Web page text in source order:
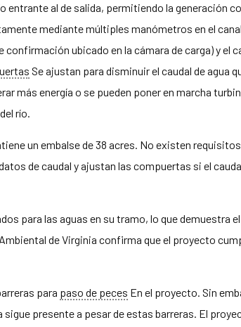
entrante al de salida, permitiendo la generación
mediante múltiples manómetros en el
ubicado en la cámara de carga) y el
Se ajustan para disminuir el caudal de agua
más energía o se pueden poner en marcha
río.
un embalse de 38 acres. No existen
de caudal y ajustan las compuertas si el
para las aguas en su tramo, lo que demuestra
de Virginia confirma que el proyecto
para paso de peces En el proyecto. Sin
sigue presente a pesar de estas barreras. El